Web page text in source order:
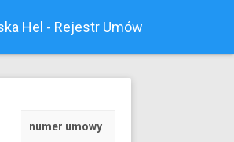
Hel - Rejestr Umów
numer umowy